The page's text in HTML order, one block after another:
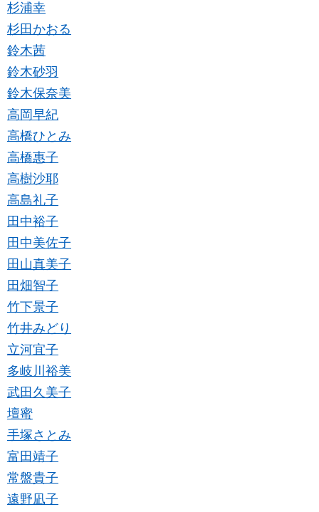
杉浦幸
杉田かおる
鈴木茜
鈴木砂羽
鈴木保奈美
高岡早紀
高橋ひとみ
高橋惠子
高樹沙耶
高島礼子
田中裕子
田中美佐子
田山真美子
田畑智子
竹下景子
竹井みどり
立河宜子
多岐川裕美
武田久美子
壇蜜
手塚さとみ
富田靖子
常盤貴子
遠野凪子